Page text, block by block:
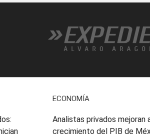
ECONOMÍA
Analistas privados mejoran
crecimiento del PIB de